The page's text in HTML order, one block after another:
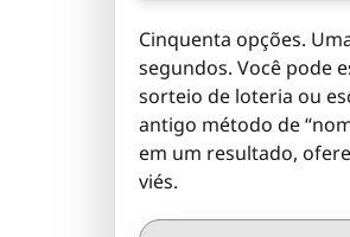
Cinquenta opções.
segundos. Você pode
sorteio de loteria ou
antigo método de
em um resultado,
viés.